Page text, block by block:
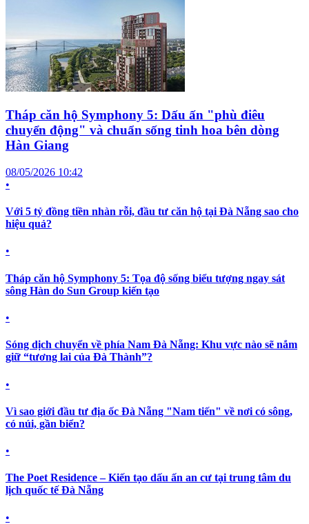
Tháp căn hộ Symphony 5: Dấu ấn "phù điêu
chuyển động" và chuẩn sống tinh hoa bên dòng
Hàn Giang
08/05/2026 10:42
•
Với 5 tỷ đồng tiền nhàn rỗi, đầu tư căn hộ tại Đà Nẵng sao cho
hiệu quả?
•
Tháp căn hộ Symphony 5: Tọa độ sống biểu tượng ngay sát
sông Hàn do Sun Group kiến tạo
•
Sóng dịch chuyển về phía Nam Đà Nẵng: Khu vực nào sẽ nắm
giữ “tương lai của Đà Thành”?
•
Vì sao giới đầu tư địa ốc Đà Nẵng "Nam tiến" về nơi có sông,
có núi, gần biển?
•
The Poet Residence – Kiến tạo dấu ấn an cư tại trung tâm du
lịch quốc tế Đà Nẵng
•